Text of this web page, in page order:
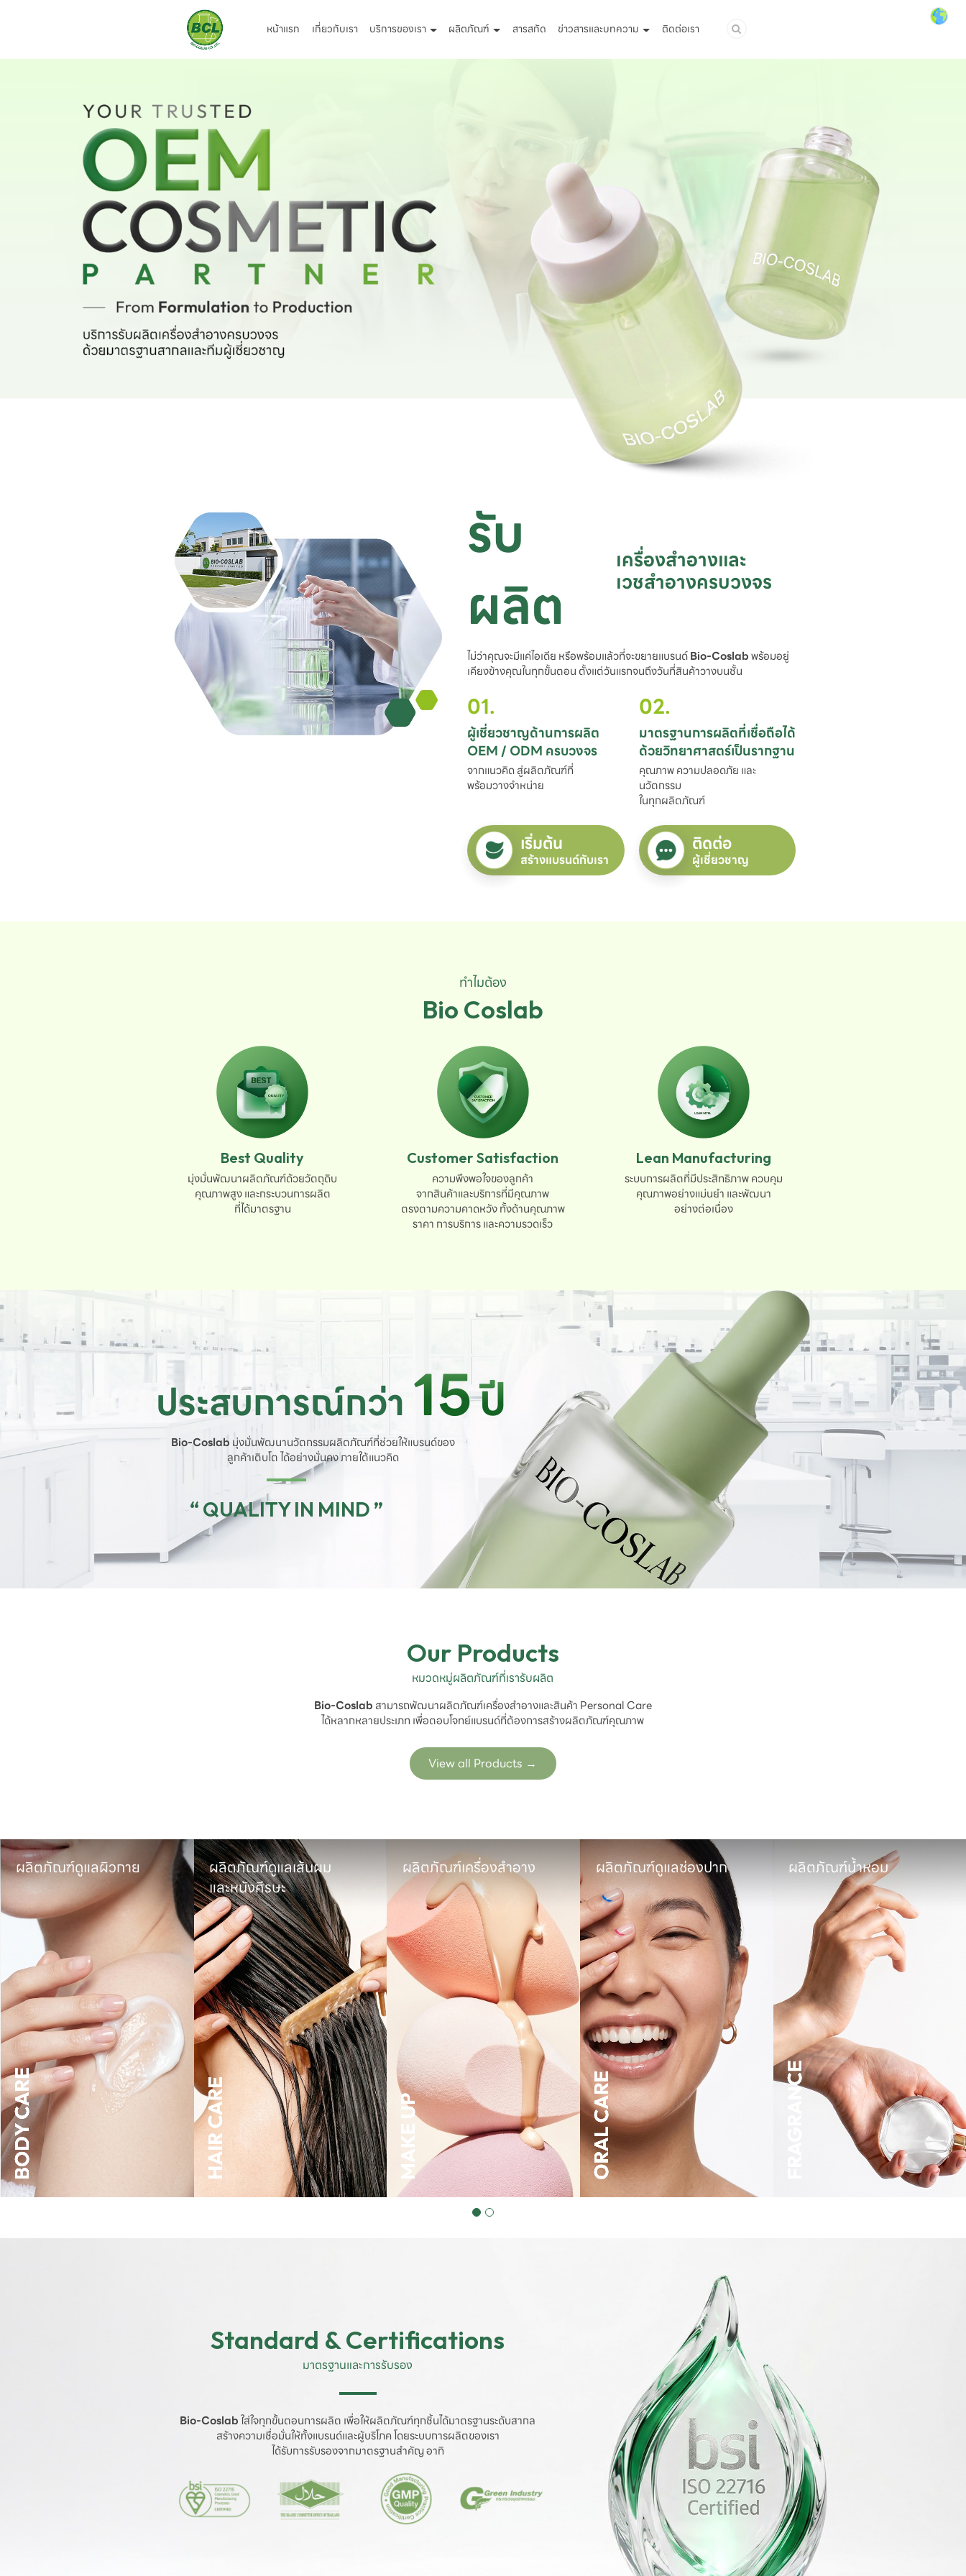
หน้าแรก เกี่ยวกับเรา บริการของเรา ผลิตภัณฑ์ สารสกัด ข่าวสารและบทความ ติดต่อเรา
รับ
ผลิต
เครื่องสำอางและ
เวชสำอางครบวงจร
ไม่ว่าคุณจะมีแค่ไอเดีย หรือพร้อมแล้วที่จะขยายแบรนด์ Bio-Coslab พร้อมอยู่
เคียงข้างคุณในทุกขั้นตอน ตั้งแต่วันแรกจนถึงวันที่สินค้าวางบนชั้น
01.
ผู้เชี่ยวชาญด้านการผลิต
OEM / ODM ครบวงจร
จากแนวคิด สู่ผลิตภัณฑ์ที่
พร้อมวางจำหน่าย
02.
มาตรฐานการผลิตที่เชื่อถือได้
ด้วยวิทยาศาสตร์เป็นรากฐาน
คุณภาพ ความปลอดภัย และ
นวัตกรรม
ในทุกผลิตภัณฑ์
เริ่มต้น
สร้างแบรนด์กับเรา
ติดต่อ
ผู้เชี่ยวชาญ
ทำไมต้อง
Bio Coslab
Best Quality
มุ่งมั่นพัฒนาผลิตภัณฑ์ด้วยวัตถุดิบ
คุณภาพสูง และกระบวนการผลิต
ที่ได้มาตรฐาน
Customer Satisfaction
ความพึงพอใจของลูกค้า
จากสินค้าและบริการที่มีคุณภาพ
ตรงตามความคาดหวัง ทั้งด้านคุณภาพ
ราคา การบริการ และความรวดเร็ว
Lean Manufacturing
ระบบการผลิตที่มีประสิทธิภาพ ควบคุม
คุณภาพอย่างแม่นยำ และพัฒนา
อย่างต่อเนื่อง
ประสบการณ์กว่า 15ปี
Bio-Coslab มุ่งมั่นพัฒนานวัตกรรมผลิตภัณฑ์ที่ช่วยให้แบรนด์ของ
ลูกค้าเติบโต ได้อย่างมั่นคง ภายใต้แนวคิด
“ QUALITY IN MIND ”
Our Products
หมวดหมู่ผลิตภัณฑ์ที่เรารับผลิต
Bio-Coslab สามารถพัฒนาผลิตภัณฑ์เครื่องสำอางและสินค้า Personal Care
ได้หลากหลายประเภท เพื่อตอบโจทย์แบรนด์ที่ต้องการสร้างผลิตภัณฑ์คุณภาพ
View all Products →
ผลิตภัณฑ์ดูแลเส้นผม
และหนังศีรษะ
ผลิตภัณฑ์เครื่องสำอาง ผลิตภัณฑ์ดูแลช่องปาก ผลิตภัณฑ์น้ำหอม ผลิตภัณฑ์ซักล้างผ้า
Standard & Certifications
มาตรฐานและการรับรอง
Bio-Coslab ใส่ใจทุกขั้นตอนการผลิต เพื่อให้ผลิตภัณฑ์ทุกชิ้นได้มาตรฐานระดับสากล
สร้างความเชื่อมั่นให้ทั้งแบรนด์และผู้บริโภค โดยระบบการผลิตของเรา
ได้รับการรับรองจากมาตรฐานสำคัญ อาทิ